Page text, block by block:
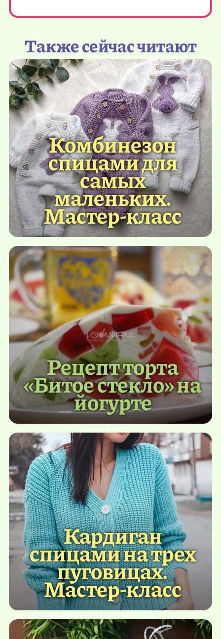
Также сейчас читают
Комбинезон
спицами для
самых
маленьких.
Мастер-класс
Рецепт торта
«Битое стекло» на
йогурте
Кардиган
спицами на трех
пуговицах.
Мастер-класс